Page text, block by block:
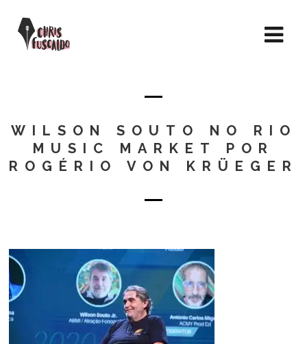
WILSON SOUTO NO RIO
MUSIC MARKET POR
ROGÉRIO VON KRÜEGER